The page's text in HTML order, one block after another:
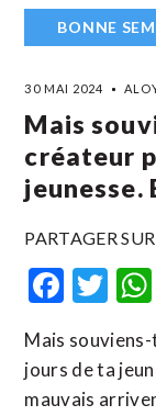
BONNE
30 MAI 2024
Mais
créateur
jeunesse.
PARTAGER
Mais
jours de ta
mauvais